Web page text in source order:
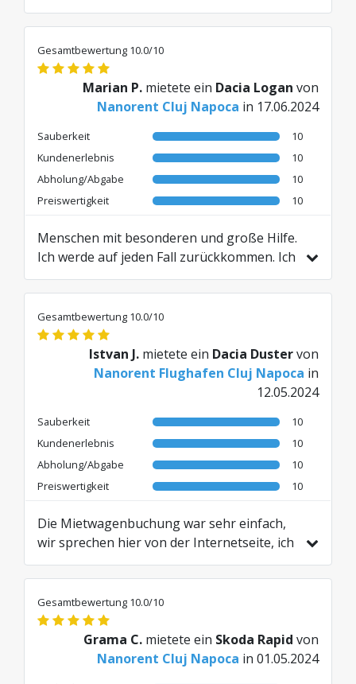
Gesamtbewertung 10.0/10
Marian P. mietete ein Dacia Logan von
Nanorent Cluj Napoca in 17.06.2024
Sauberkeit
10
Kundenerlebnis
10
Abholung/Abgabe
10
Preiswertigkeit
10
Menschen mit besonderen und große Hilfe.
Ich werde auf jeden Fall zurückkommen. Ich
empfehle es uneingeschränkt.
Übersetzt aus RO von AI
Gesamtbewertung 10.0/10
Istvan J. mietete ein Dacia Dustervon
Nanorent Flughafen Cluj Napoca in
12.05.2024
Sauberkeit
10
Kundenerlebnis
10
Abholung/Abgabe
10
Preiswertigkeit
10
Die Mietwagenbuchung war sehr einfach,
wir sprechen hier von der Internetseite, ich
hatte einige Fragen, die sehr schnell
beantwortet wurden. Meine Erfahrung mit
dem gesamten Mietpaket ist über der Note
10, mit Erfahrung in Kanada und Spanien.
Ich war angenehm überrascht von der
Qualität des Service und besonders vom
Gesamtbewertung 10.0/10
Grama C. mietete ein Skoda Rapid von
Nanorent Cluj Napoca in 01.05.2024